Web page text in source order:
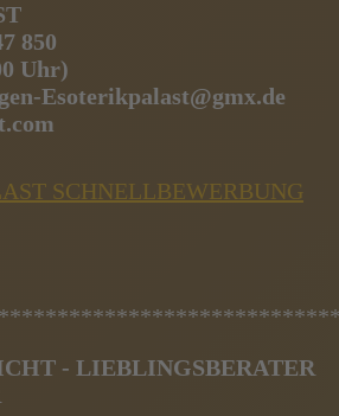
850
Uhr)
Esoterikpalast@gmx.de
SCHNELLBEWERBUNG
- LIEBLINGSBERATER